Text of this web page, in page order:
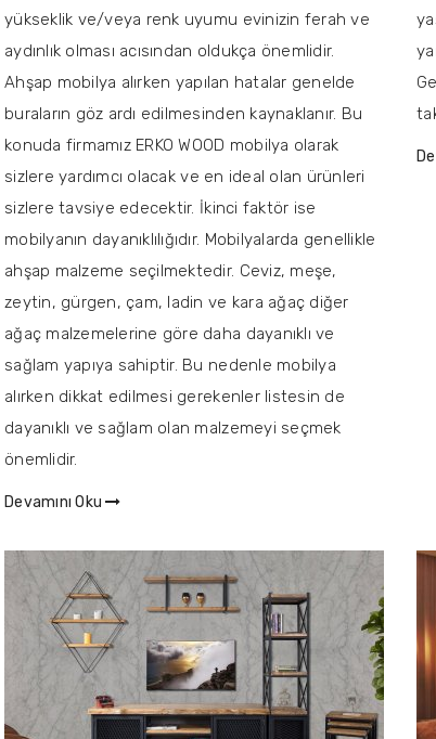
yükseklik ve/veya renk uyumu evinizin ferah ve
aydınlık olması acısından oldukça önemlidir.
Ahşap mobilya alırken yapılan hatalar genelde
buraların göz ardı edilmesinden kaynaklanır. Bu
konuda firmamız ERKO WOOD mobilya olarak
sizlere yardımcı olacak ve en ideal olan ürünleri
sizlere tavsiye edecektir. İkinci faktör ise
mobilyanın dayanıklılığıdır. Mobilyalarda genellikle
ahşap malzeme seçilmektedir. Ceviz, meşe,
zeytin, gürgen, çam, ladin ve kara ağaç diğer
ağaç malzemelerine göre daha dayanıklı ve
sağlam yapıya sahiptir. Bu nedenle mobilya
alırken dikkat edilmesi gerekenler listesin de
dayanıklı ve sağlam olan malzemeyi seçmek
önemlidir.
Devamını Oku